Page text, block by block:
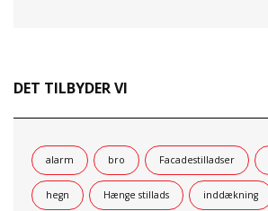
DET TILBYDER VI
alarm bro Facadestilladser
hegn Hænge stillads inddækning